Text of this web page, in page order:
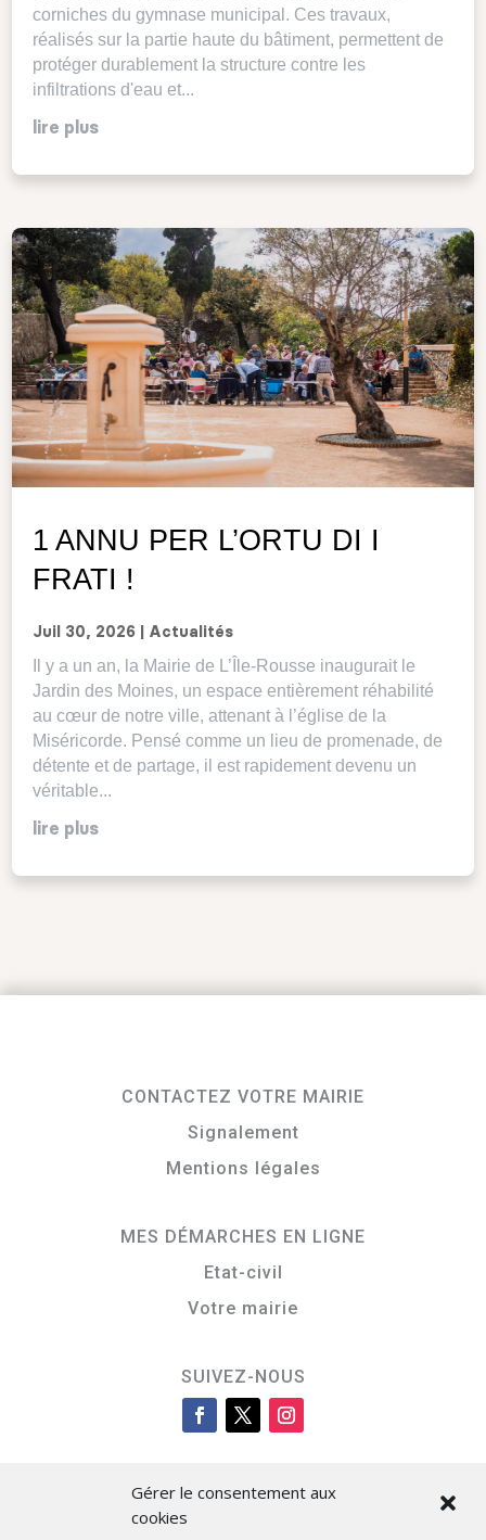
Gérer le consentement aux
cookies
corniches du gymnase municipal. Ces travaux,
réalisés sur la partie haute du bâtiment, permettent de
protéger durablement la structure contre les
infiltrations d'eau et...
lire plus
1 ANNU PER L’ORTU DI I
FRATI !
Juil 30, 2026 Actualités
Il y a un an, la Mairie de L’Île-Rousse inaugurait le
Jardin des Moines, un espace entièrement réhabilité
au cœur de notre ville, attenant à l’église de la
Miséricorde. Pensé comme un lieu de promenade, de
détente et de partage, il est rapidement devenu un
véritable...
lire plus
CONTACTEZ VOTRE MAIRIE
Signalement
Mentions légales
MES DÉMARCHES EN LIGNE
Etat-civil
Votre mairie
SUIVEZ-NOUS